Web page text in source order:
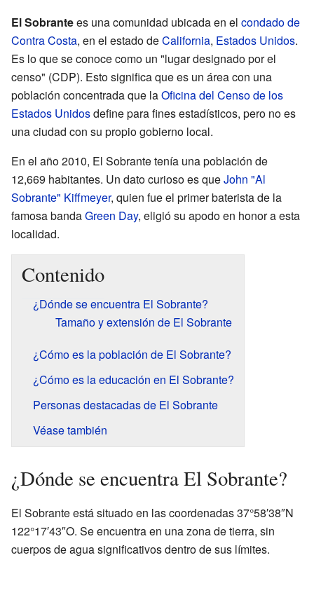
El Sobrantees una comunidad ubicada en el condado de
Contra Costa, en el estado deCalifornia, Estados Unidos.
Es lo que se conoce como un "lugar designado por el
censo" (CDP). Esto significa que es un área con una
población concentrada que laOficina del Censo de los
Estados Unidosdefine para fines estadísticos, pero no es
una ciudad con su propio gobierno local.
En el año 2010, El Sobrante tenía una población de
12,669 habitantes. Un dato curioso es queJohn "Al
Sobrante" Kiffmeyer, quien fue el primer baterista de la
famosa bandaGreen Day, eligió su apodo en honor a esta
localidad.
Contenido
¿Dónde se encuentra El Sobrante?
Tamaño y extensión de El Sobrante
¿Cómo es la población de El Sobrante?
¿Cómo es la educación en El Sobrante?
Personas destacadas de El Sobrante
Véase también
¿Dónde se encuentra El Sobrante?
El Sobrante está situado en las coordenadas 37°58′38″N
122°17′43″O. Se encuentra en una zona de tierra, sin
cuerpos de agua significativos dentro de sus límites.